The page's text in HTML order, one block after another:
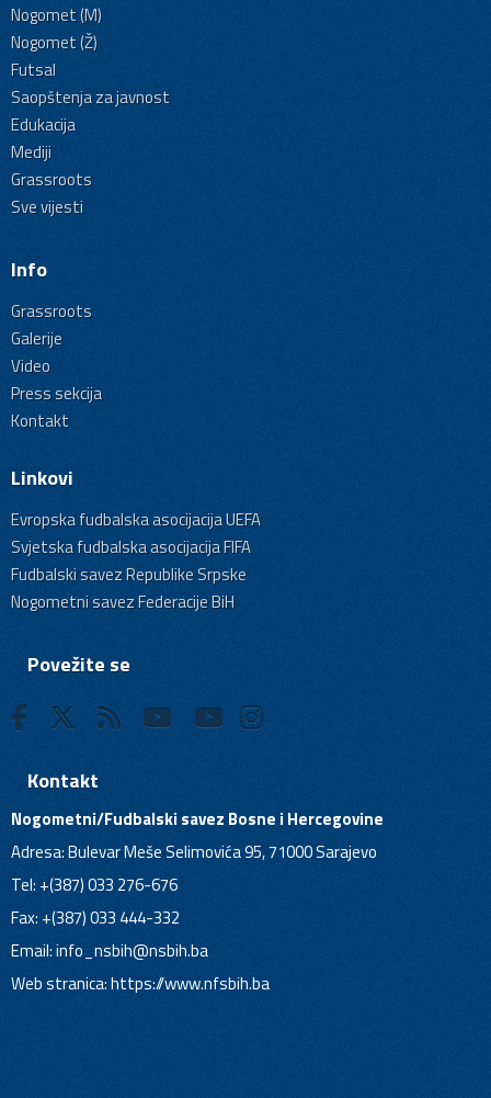
Nogomet (M)
Nogomet (Ž)
Futsal
Saopštenja za javnost
Edukacija
Mediji
Grassroots
Sve vijesti
Info
Grassroots
Galerije
Video
Press sekcija
Kontakt
Linkovi
Evropska fudbalska asocijacija UEFA
Svjetska fudbalska asocijacija FIFA
Fudbalski savez Republike Srpske
Nogometni savez Federacije BiH
Povežite se
Kontakt
Nogometni/Fudbalski savez Bosne i Hercegovine
Adresa: Bulevar Meše Selimovića 95, 71000 Sarajevo
Tel: +(387) 033 276-676
Fax: +(387) 033 444-332
Email:info_nsbih@nsbih.ba
Web stranica: https://www.nfsbih.ba